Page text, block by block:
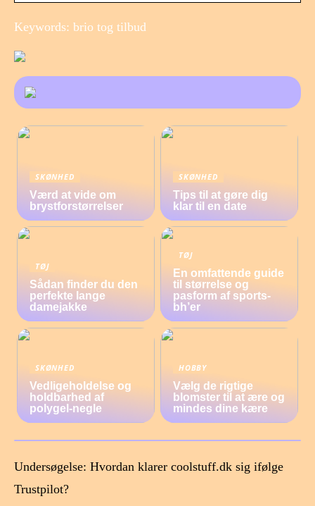
Keywords: brio tog tilbud
SKØNHED
Værd at vide om
brystforstørrelser
SKØNHED
Tips til at gøre dig
klar til en date
TØJ
Sådan finder du den
perfekte lange
damejakke
TØJ
En omfattende guide
til størrelse og
pasform af sports-
bh’er
SKØNHED
Vedligeholdelse og
holdbarhed af
polygel-negle
HOBBY
Vælg de rigtige
blomster til at ære og
mindes dine kære
Undersøgelse: Hvordan klarer coolstuff.dk sig ifølge
Trustpilot?